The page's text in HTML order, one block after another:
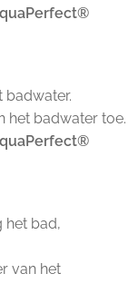
badwater.
het badwater toe.
het bad,
van het